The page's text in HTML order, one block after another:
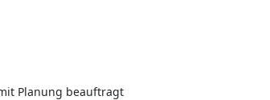
Planung beauftragt